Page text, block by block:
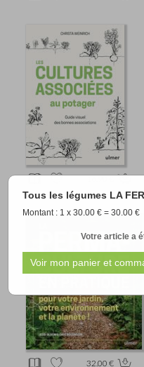
Tous les légumes LA
Montant : 1 x 30.00 € = 30.00 €
Votre article a
16.90 €
32.00 €